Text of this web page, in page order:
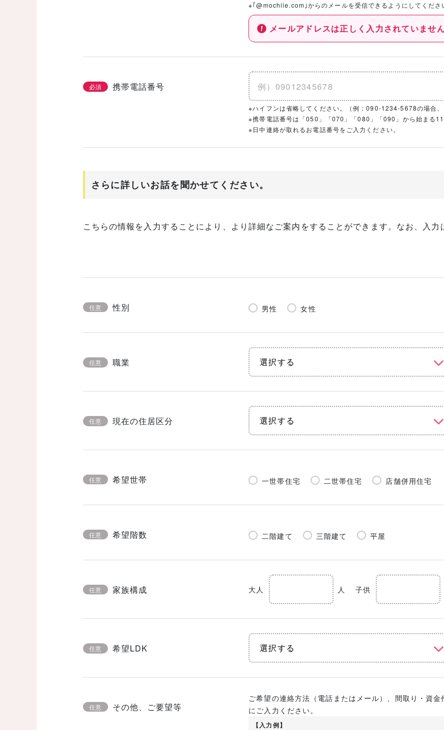
※｢@mochiie.com｣からのメールを受信できるようにしてくださ
メールアドレスは正しく入力されていませ
必須 携帯電話番号
※ハイフンは省略してください。（例：090-1234-5678の場合
※携帯電話番号は「050」「070」「080」「090」から始まる11
※日中連絡が取れるお電話番号をご入力ください。
さらに詳しいお話を聞かせてください。
こちらの情報を入力することにより、より詳細なご案内をすることができます。なお、入力
任意 性別 男性 女性
任意 職業
任意 現在の住居区分
任意 希望世帯 一世帯住宅 二世帯住宅 店舗併用住宅
任意 希望階数 二階建て 三階建て 平屋
任意 家族構成 大人 人 子供
任意 希望LDK
任意 その他、ご要望等
ご希望の連絡方法（電話またはメール）、間取り・資
にご入力ください。
【入力例】